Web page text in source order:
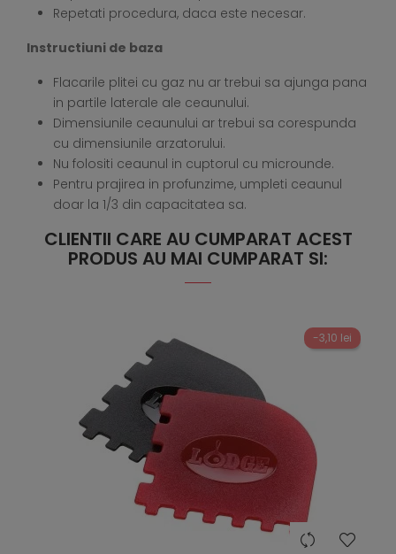
Repetati procedura, daca este necesar.
Instructiuni de baza
Flacarile plitei cu gaz nu ar trebui sa ajunga pana
in partile laterale ale ceaunului.
Dimensiunile ceaunului ar trebui sa corespunda
cu dimensiunile arzatorului.
Nu folositi ceaunul in cuptorul cu microunde.
Pentru prajirea in profunzime, umpleti ceaunul
doar la 1/3 din capacitatea sa.
CLIENTII CARE AU CUMPARAT ACEST
PRODUS AU MAI CUMPARAT SI:
-3,10 lei